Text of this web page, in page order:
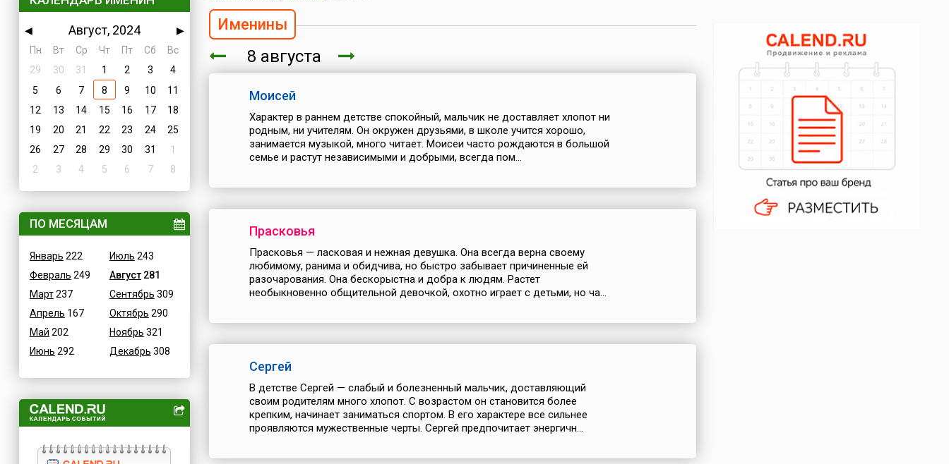
◀ Август, 2024
▶
Пн
Вт Ср Чт Пт Сб
Вс
29
30 31 1 2 3
4
5
6 7 8 9 10
11
12
13 14 15 16 17
18
19
20 21 22 23 24
25
26
27 28 29 30 31
1
2
3 4 5 6 7 8
ПО МЕСЯЦАМ
Январь 222
Февраль 249
Март237
Апрель 167
Май 202
Июнь 292
Июль 243
Август281
Сентябрь 309
Октябрь 290
Ноябрь 321
Декабрь 308
Именины
8 августа
Моисей
Характер в раннем детстве спокойный, мальчик не доставляет хлопот ни
родным, ни учителям. Он окружен друзьями, в школе учится хорошо,
занимается музыкой, много читает. Моисеи часто рождаются в большой
семье и растут независимыми и добрыми, всегда пом...
Прасковья
Прасковья — ласковая и нежная девушка. Она всегда верна своему
любимому, ранима и обидчива, но быстро забывает причиненные ей
разочарования. Она бескорыстна и добра к людям. Растет
необыкновенно общительной девочкой, охотно играет с детьми, но ча...
Сергей
В детстве Сергей — слабый и болезненный мальчик, доставляющий
своим родителям много хлопот. С возрастом он становится более
крепким, начинает заниматься спортом. В его характере все сильнее
проявляются мужественные черты. Сергей предпочитает энергичн...